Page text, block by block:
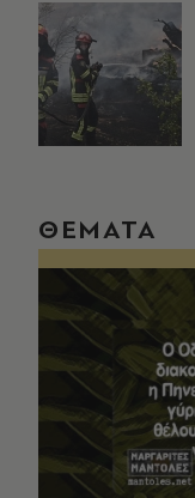
ΘΕΜΑΤΑ